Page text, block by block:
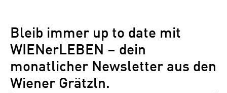
Bleib immer up to date mit
WIENerLEBEN – dein
monatlicher Newsletter aus den
Wiener Grätzln.